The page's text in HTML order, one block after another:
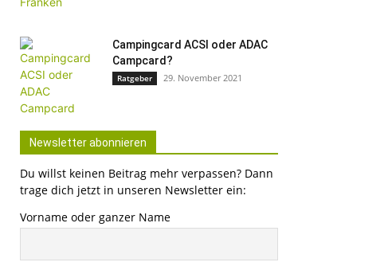
Campingcard ACSI oder ADAC
Campcard?
Ratgeber 29. November 2021
Newsletter abonnieren
Du willst keinen Beitrag mehr verpassen? Dann
trage dich jetzt in unseren Newsletter ein:
Vorname oder ganzer Name